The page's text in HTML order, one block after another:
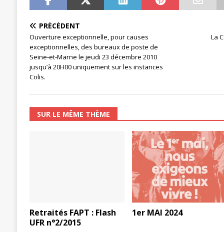
PRÉCÉDENT
Ouverture exceptionnelle, pour causes
exceptionnelles, des bureaux de poste de
Seine-et-Marne le jeudi 23 décembre 2010
jusqu’à 20H00 uniquement sur les instances
Colis.
La
SUR LE MÊME THÈME
Retraités FAPT : Flash
UFR n°2/2015
1er MAI 2024